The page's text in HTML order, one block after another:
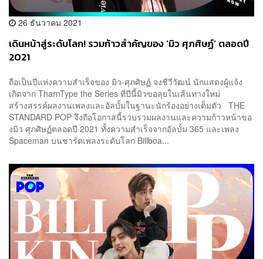
26 ธันวาคม 2021
เดินหน้าสู่ระดับโลก! รวมก้าวสำคัญของ ‘มิว ศุภศิษฏ์’ ตลอดปี
2021
ถือเป็นปีแห่งความสำเร็จของ มิว-ศุภศิษฏ์ จงชีวีวัฒน์ นักแสดงผู้แจ้ง
เกิดจาก TharnType the Series ที่ปีนี้มิวขอลุยในเส้นทางใหม่
สร้างสรรค์ผลงานเพลงและอัลบั้มในฐานะนักร้องอย่างเต็มตัว THE
STANDARD POP จึงถือโอกาสนี้รวบรวมผลงานและความก้าวหน้าขอ
งมิว ศุภศิษฏ์ตลอดปี 2021 ทั้งความสำเร็จจากอัลบั้ม 365 และเพลง
Spaceman บนชาร์ตเพลงระดับโลก Billboa...